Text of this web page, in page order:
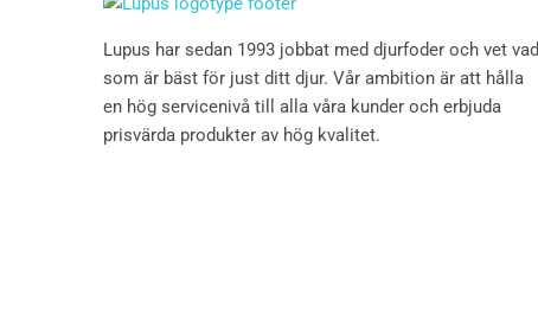
Lupus har sedan 1993 jobbat med djurfoder och vet vad
som är bäst för just ditt djur. Vår ambition är att hålla
en hög servicenivå till alla våra kunder och erbjuda
prisvärda produkter av hög kvalitet.